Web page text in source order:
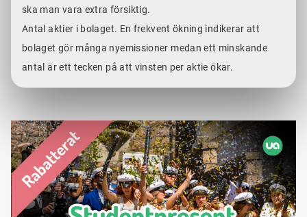
ska man vara extra försiktig.
Antal aktier i bolaget. En frekvent ökning indikerar att
bolaget gör många nyemissioner medan ett minskande
antal är ett tecken på att vinsten per aktie ökar.